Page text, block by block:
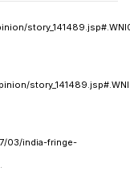
03/india-fringe-